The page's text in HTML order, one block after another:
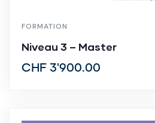
FORMATION
Niveau 3 – Master
CHF 3'900.00